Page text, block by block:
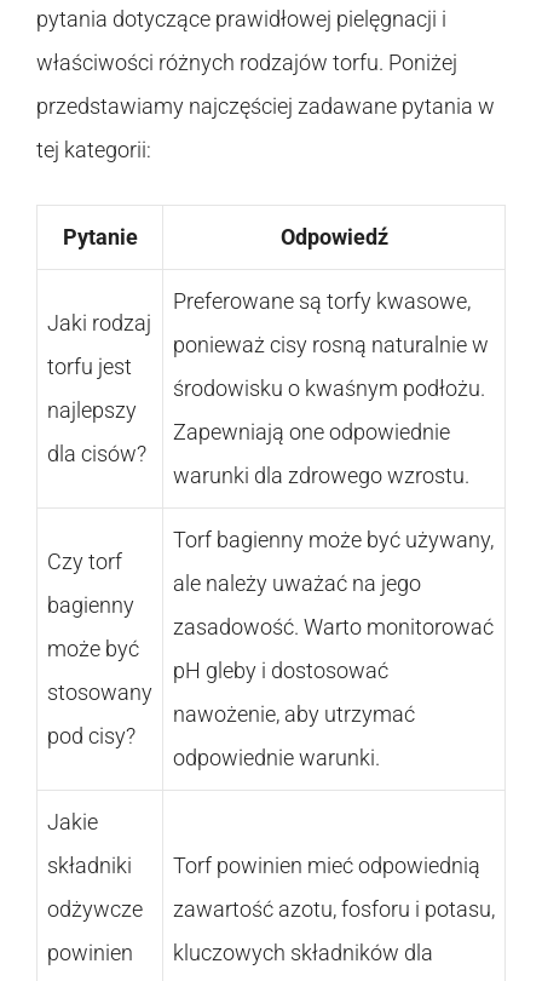
pytania dotyczące prawidłowej pielęgnacji i
właściwości różnych rodzajów torfu. Poniżej
przedstawiamy najczęściej zadawane pytania w
tej kategorii:
Pytanie Odpowiedź
Jaki rodzaj
torfu jest
najlepszy
dla cisów?
Preferowane są torfy kwasowe,
ponieważ cisy rosną naturalnie w
środowisku o kwaśnym podłożu.
Zapewniają one odpowiednie
warunki dla zdrowego wzrostu.
Czy torf
bagienny
może być
stosowany
pod cisy?
Torf bagienny może być używany,
ale należy uważać na jego
zasadowość. Warto monitorować
pH gleby i dostosować
nawożenie, aby utrzymać
odpowiednie warunki.
Jakie
składniki
odżywcze
powinien
Torf powinien mieć odpowiednią
zawartość azotu, fosforu i potasu,
kluczowych składników dla